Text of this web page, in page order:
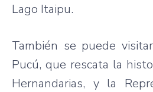
Lago Itaipu.
También se puede
Pucú, que rescata la
Hernandarias, y la